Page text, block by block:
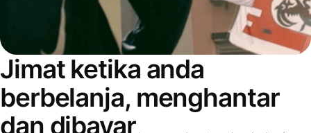
Jimat ketika anda
berbelanja, menghantar
dan dibayar